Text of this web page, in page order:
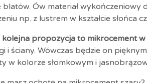
Ów materiał wykończeniowy
np. z lustrem w kształcie słońca
kolejna propozycja to mikrocement
i ściany. Wówczas będzie on
w kolorze słomkowym i